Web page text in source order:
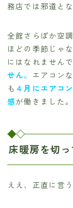
務店では邪道と
全館さらぽか空
ほどの季節じゃ
にはなれませんで
せん。 エアコン
も ４月にエアコ
感が働きました。
床暖房を切
ええ、正直に言